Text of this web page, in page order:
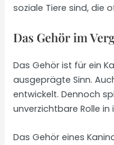
soziale Tiere sind, die
Das Gehör im
Das Gehör ist für ein
ausgeprägte Sinn.
entwickelt. Dennoch
unverzichtbare Rolle
Das Gehör eines